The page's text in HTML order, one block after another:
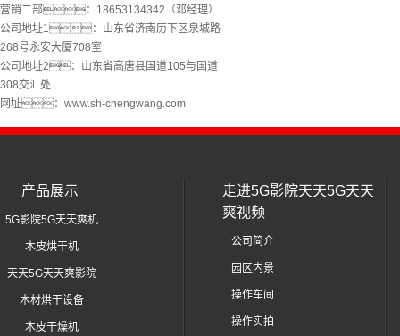
营销二部：18653134342（邓经理）
公司地址1：山东省济南历下区泉城路
268号永安大厦708室
公司地址2：山东省高唐县国道105与国道
308交汇处
网址：www.sh-chengwang.com
产品展示
5G影院5G天天爽机
木皮烘干机
天天5G天天爽影院
木材烘干设备
木皮干燥机
走进5G影院天天5G天天
爽视频
公司简介
园区内景
操作车间
操作实拍